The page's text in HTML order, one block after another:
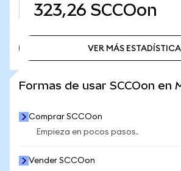
323,26 SCCOon
VER MÁS
Formas de usar SCCOon en
Comprar SCCOon
Empieza en pocos pasos.
Vender SCCOon